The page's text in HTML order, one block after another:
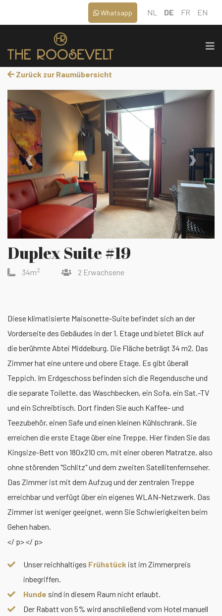
NL DE FR EN
Whatsapp
Zurück zur Raumübersicht
‹ ›
Duplex Suite #19
34m2 2 Erwachsene
Diese klimatisierte Maisonette-Suite befindet sich an der
Vorderseite des Gebäudes in der 1. Etage und bietet Blick auf
die berühmte Abtei Middelburg. Die Fläche beträgt 34 m2. Das
Zimmer hat eine untere und obere Etage. Es gibt überall
Teppich. Im Erdgeschoss befinden sich die Regendusche und
die separate Toilette, das Waschbecken, ein Sofa, ein Sat.-TV
und ein Schreibtisch. Dort finden Sie auch Kaffee- und
Teezubehör, einen Safe und einen kleinen Kühlschrank. Sie
erreichen die erste Etage über eine Treppe. Hier finden Sie das
Kingsize-Bett von 180x210 cm, mit einer oberen Matratze, also
ohne störenden "Schlitz" und dem zweiten Satellitenfernseher.
Das Zimmer ist mit dem Aufzug und der zentralen Treppe
erreichbar und verfügt über ein eigenes WLAN-Netzwerk. Das
Zimmer ist weniger geeignet, wenn Sie Schwierigkeiten beim
Gehen haben.
</ p> </ p>
Unser reichhaltiges Frühstück ist im Zimmerpreis
inbegriffen.
Hunde sind in diesem Raum nicht erlaubt.
Der Rabatt von 5% wird anschließend vom Hotel manuell